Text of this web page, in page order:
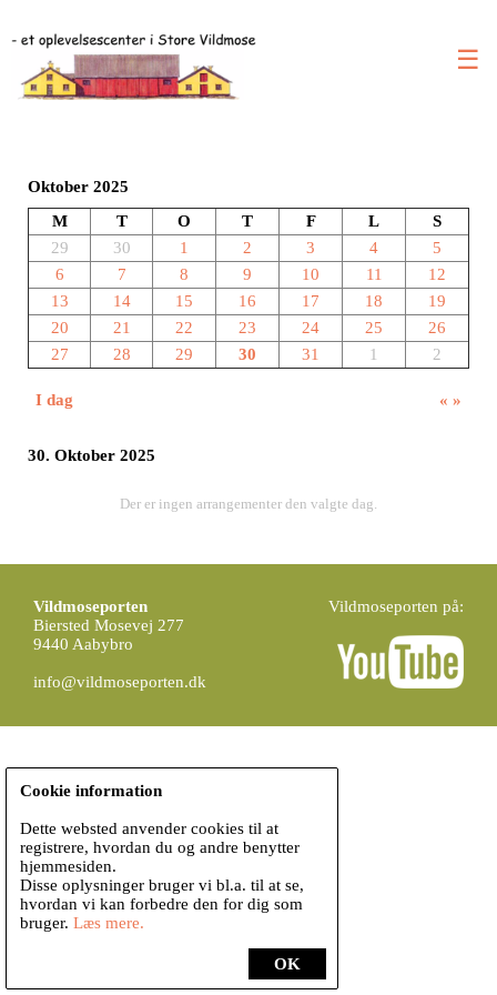
☰
Oktober 2025
M
T O T F L
S
29
30 1 2 3 4
5
6
7 8 9 10 11
12
13
14 15 16 17 18
19
20
21 22 23 24 25
26
27
28 29 30 31 1 2
I dag « »
30. Oktober 2025
Der er ingen arrangementer den valgte dag.
Vildmoseporten
Biersted Mosevej 277
9440 Aabybro
info@vildmoseporten.dk
Vildmoseporten på:
OK
Cookie information
Dette websted anvender cookies til at
registrere, hvordan du og andre benytter
hjemmesiden.
Disse oplysninger bruger vi bl.a. til at se,
hvordan vi kan forbedre den for dig som
bruger. Læs mere.